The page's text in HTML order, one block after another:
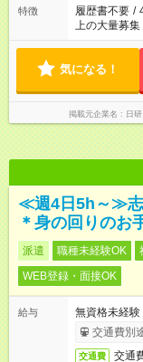
特徴 履歴書不要 /
上の大量募集
気になる！
掲載元企業名 日
≪週4日5h～≫志
＊身の回りのお
派遣 職種未経験OK
WEB登録・面接OK
給与
無資格未経
交通費別
交通費 交通